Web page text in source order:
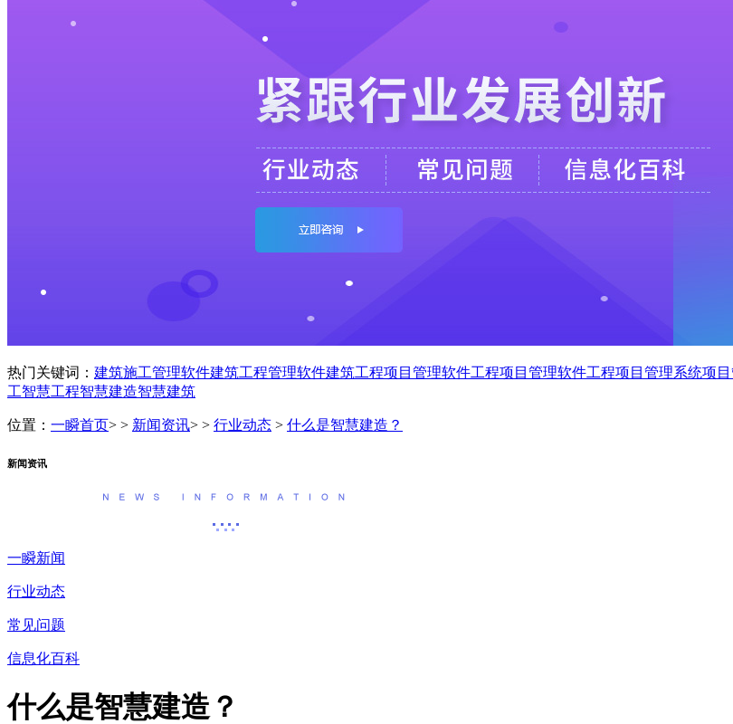
热门关键词： 建筑施工管理软件建筑工程管理软件建筑工程项目管理软件工程项目管理软件工程项目管理系统项
工智慧工程智慧建造智慧建筑
位置： 一瞬首页> > 新闻资讯> > 行业动态 > 什么是智慧建造？
新闻资讯
一瞬新闻
行业动态
常见问题
信息化百科
什么是智慧建造？